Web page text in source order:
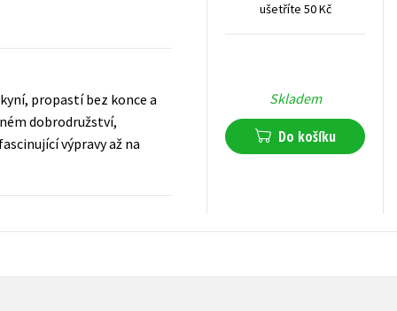
propastí bez konce a
dobrodružství,
výpravy až na
ušetříte 50 Kč
Skladem
Do košíku